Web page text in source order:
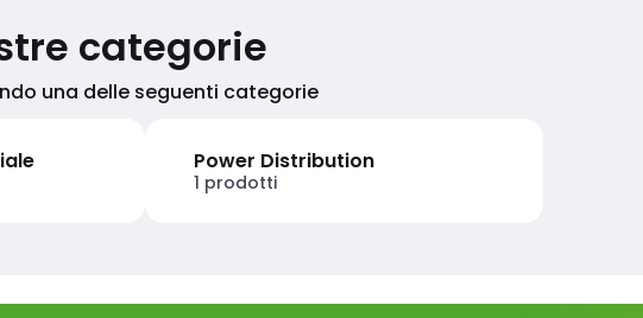
categorie
una delle seguenti categorie
Power Distribution
1 prodotti